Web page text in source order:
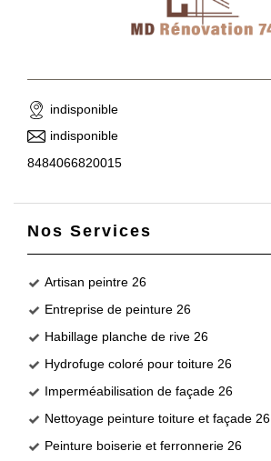
indisponible
indisponible
8484066820015
Nos Services
Artisan peintre 26
Entreprise de peinture 26
Habillage planche de rive 26
Hydrofuge coloré pour toiture 26
Imperméabilisation de façade 26
Nettoyage peinture toiture et façade 26
Peinture boiserie et ferronnerie 26